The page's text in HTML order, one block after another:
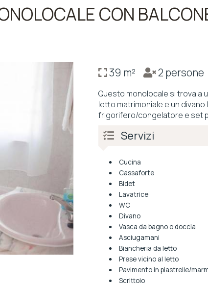
CON
39 m² 2
Questo monolocale si trova a
letto matrimoniale e un
frigorifero/congelatore e set
Servizi
Cucina
Cassaforte
Bidet
Lavatrice
WC
Divano
Vasca da bagno o doccia
Asciugamani
Biancheria da letto
Prese vicino al letto
Pavimento in piastrelle/
Scrittoio